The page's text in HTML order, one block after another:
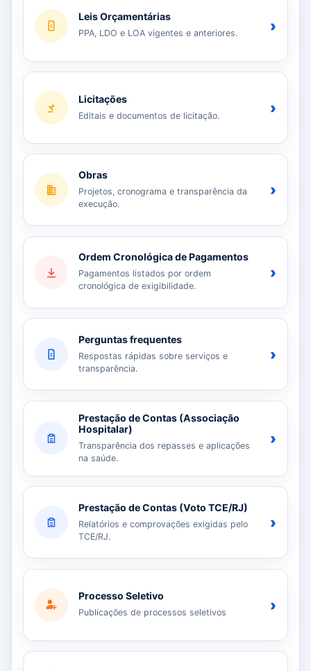
Leis Orçamentárias
PPA, LDO e LOA vigentes e anteriores. ›
Licitações
Editais e documentos de licitação. ›
Obras
Projetos, cronograma e transparência da
execução.
›
Ordem Cronológica de Pagamentos
Pagamentos listados por ordem
cronológica de exigibilidade.
›
Perguntas frequentes
Respostas rápidas sobre serviços e
transparência.
›
Prestação de Contas (Associação
Hospitalar)
Transparência dos repasses e aplicações
na saúde.
›
Prestação de Contas (Voto TCE/RJ)
Relatórios e comprovações exigidas pelo
TCE/RJ.
›
Processo Seletivo
Publicações de processos seletivos ›